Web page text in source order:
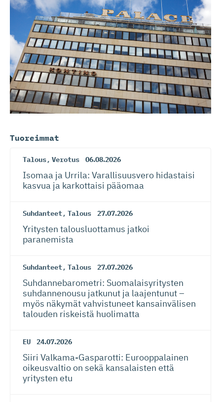
Tuoreimmat
Talous, Verotus 06.08.2026
Isomaa ja Urrila: Varallisuusvero hidastaisi
kasvua ja karkottaisi pääomaa
Suhdanteet, Talous 27.07.2026
Yritysten talousluottamus jatkoi
paranemista
Suhdanteet, Talous 27.07.2026
Suhdanneba­ro­metri: Suomalaisy­ri­tysten
suhdannenousu jatkunut ja laajentunut –
myös näkymät vahvistuneet kansainvälisen
talouden riskeistä huolimatta
EU 24.07.2026
Siiri Valkama-Gas­pa­rotti: Eurooppalainen
oikeusvaltio on sekä kansalaisten että
yritysten etu